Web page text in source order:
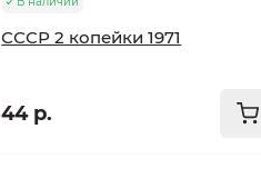
СССР 2 копейки 1971
44 р.